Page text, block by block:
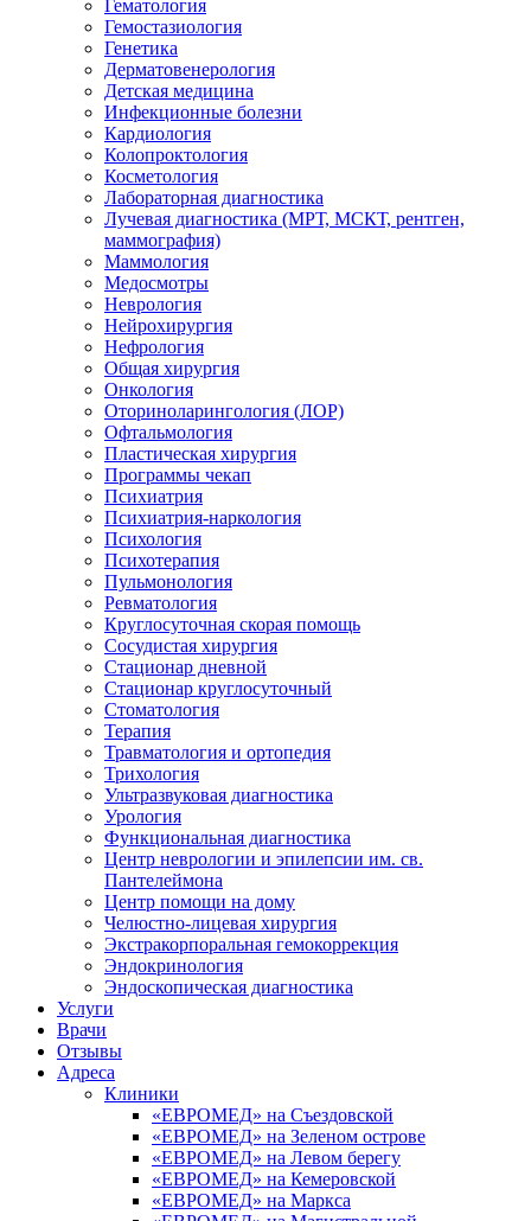
Гематология
Гемостазиология
Генетика
Дерматовенерология
Детская медицина
Инфекционные болезни
Кардиология
Колопроктология
Косметология
Лабораторная диагностика
Лучевая диагностика (МРТ, МСКТ, рентген,
маммография)
Маммология
Медосмотры
Неврология
Нейрохирургия
Нефрология
Общая хирургия
Онкология
Оториноларингология (ЛОР)
Офтальмология
Пластическая хирургия
Программы чекап
Психиатрия
Психиатрия-наркология
Психология
Психотерапия
Пульмонология
Ревматология
Круглосуточная скорая помощь
Сосудистая хирургия
Стационар дневной
Стационар круглосуточный
Стоматология
Терапия
Травматология и ортопедия
Трихология
Ультразвуковая диагностика
Урология
Функциональная диагностика
Центр неврологии и эпилепсии им. св.
Пантелеймона
Центр помощи на дому
Челюстно-лицевая хирургия
Экстракорпоральная гемокоррекция
Эндокринология
Эндоскопическая диагностика
Услуги
Врачи
Отзывы
Адреса
Клиники
«ЕВРОМЕД» на Съездовской
«ЕВРОМЕД» на Зеленом острове
«ЕВРОМЕД» на Левом берегу
«ЕВРОМЕД» на Кемеровской
«ЕВРОМЕД» на Маркса